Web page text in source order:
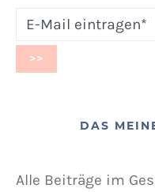
DAS
Alle Beiträge im